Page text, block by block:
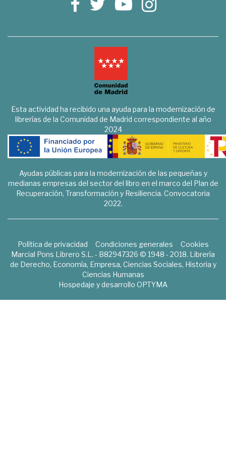
Esta actividad ha recibido una ayuda para la modernización de
librerías de la Comunidad de Madrid correspondiente al año
2024
Ayudas públicas para la modernización de las pequeñas y
medianas empresas del sector del libro en el marco del Plan de
Recuperación, Transformación y Resiliencia. Convocatoria
2022.
Política de privacidad Condiciones generales
Cookies
Marcial Pons Librero S.L. - B82947326 © 1948 - 2018. Librería
de Derecho, Economía, Empresa, Ciencias Sociales, Historia y
Ciencias Humanas
Hospedaje y desarrollo OPTYMA